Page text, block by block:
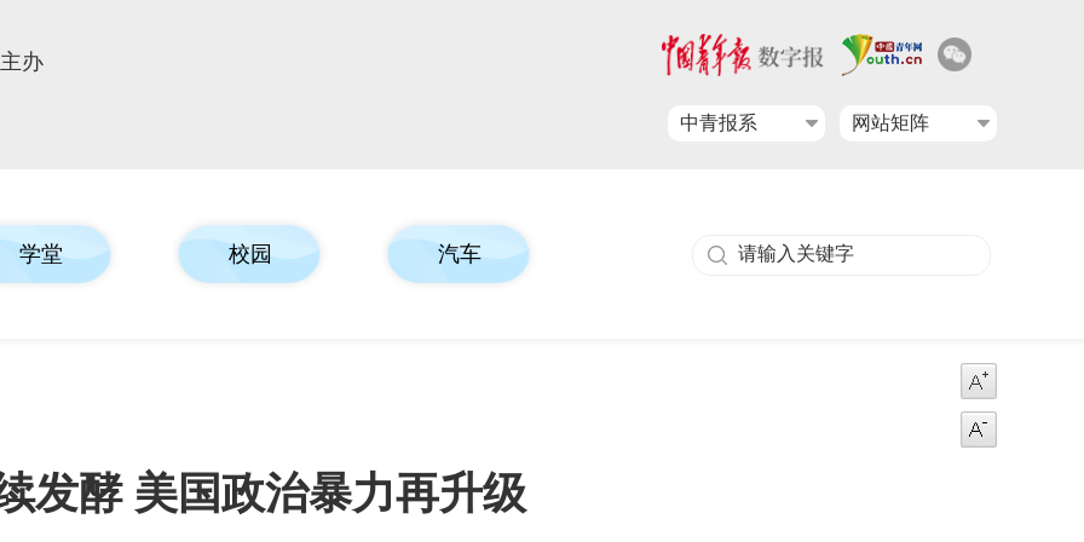
办
网站矩阵
中青报系
学堂 校园 汽车
发酵 美国政治暴力再升级